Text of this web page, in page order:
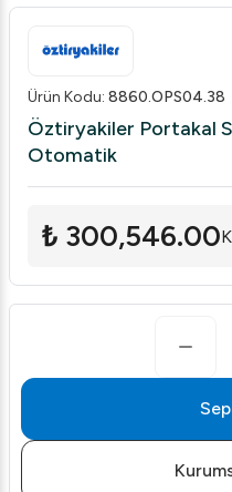
Ürün Kodu: 8860.OPS04.38
Öztiryakiler Portakal
Otomatik
₺ 300,546.00